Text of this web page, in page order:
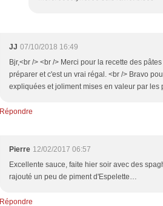
JJ 07/10/2018 16:49
Bjr,<br /> <br /> Merci pour la recette des
préparer et c'est un vrai régal. <br /> Bravo
expliquées et joliment mises en valeur par les
Répondre
Pierre 12/02/2017 06:57
Excellente sauce, faite hier soir avec des
rajouté un peu de piment d'Espelette…
Répondre